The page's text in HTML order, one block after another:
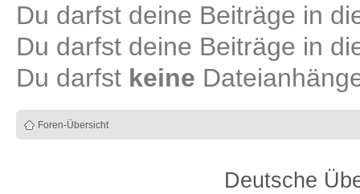
Du darfst deine Beiträge in
Du darfst deine Beiträge in
Du darfst keine
Foren-Übersicht
Deutsche